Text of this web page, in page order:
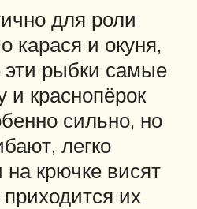
для роли
карася и окуня,
эти рыбки самые
и краснопёрок
сильно, но
легко
крючке висят
приходится их